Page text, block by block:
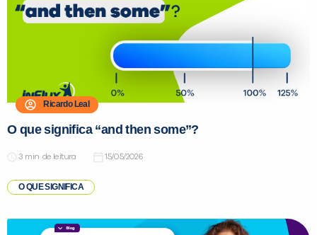
Ricardo Leal
O que significa “and then some”?
de leitura 15/05/2026
O QUE SIGNIFICA